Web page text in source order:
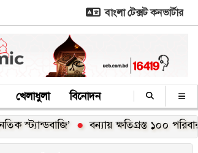
বাংলা টেক্সট কনভার্টার
খেলাধুলা বিনোদন
বন্যায় ক্ষতিগ্রস্ত ১০০ পরিবারকে নতুন